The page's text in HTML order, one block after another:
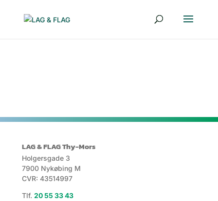
LAG & FLAG Thy-Mors
Holgersgade 3
7900 Nykøbing M
CVR: 43514997
Tlf. 20 55 33 43